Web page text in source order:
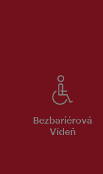
Bezbariérová
Vídeň